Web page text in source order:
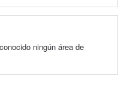
ningún área de